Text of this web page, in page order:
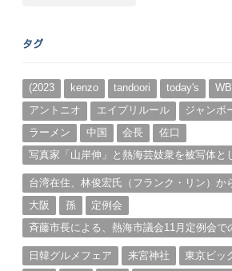
カ
ブ
タグ
(2023 kenzo tandoori today's
アントニオ
エイプリルール ジャンボ
ラーメン
中国 会長
佐口
写真家「山岸伸」と熱海芸妓衆を被写体と
台湾在住、林俊宏氏（フランク・リン）
大阪
孫
定例会
斉藤市長による、熱海市議会11月定例会で
日韓グルメフェア
来宮神社 東京ビッ